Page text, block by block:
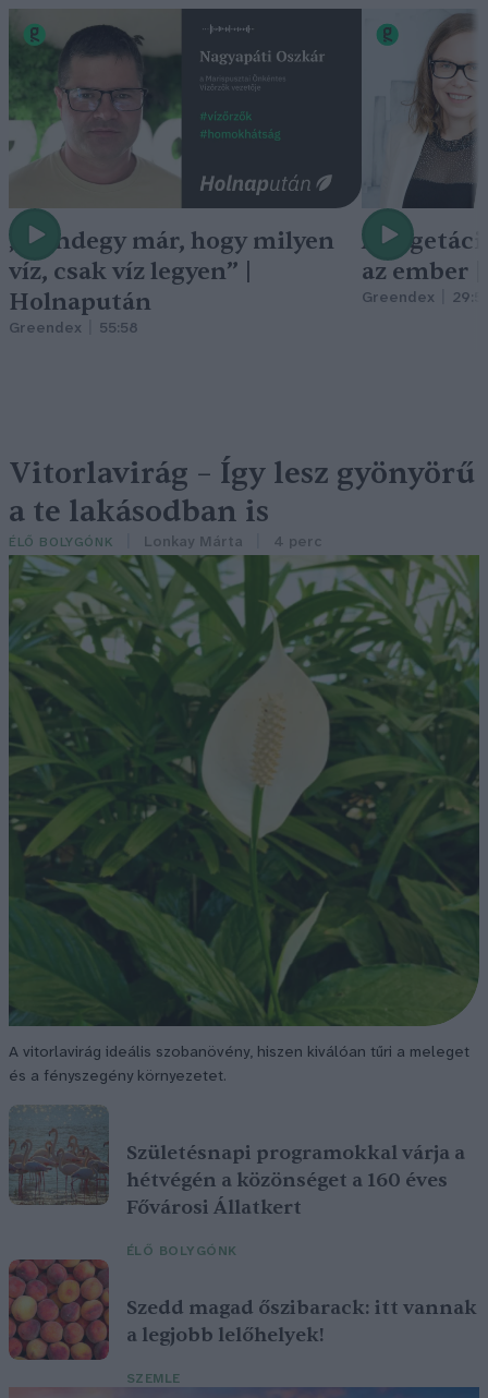
„Mindegy már, hogy milyen
víz, csak víz legyen” |
Holnapután
Greendex 55:58
A
az ember
Greendex
Vitorlavirág – Így lesz gyönyörű
a te lakásodban is
ÉLŐ BOLYGÓNK Lonkay Márta 4 perc
A vitorlavirág ideális szobanövény, hiszen kiválóan tűri a meleget
és a fényszegény környezetet.
Születésnapi programokkal várja a
hétvégén a közönséget a 160 éves
Fővárosi Állatkert
ÉLŐ BOLYGÓNK
Szedd magad őszibarack: itt vannak
a legjobb lelőhelyek!
SZEMLE